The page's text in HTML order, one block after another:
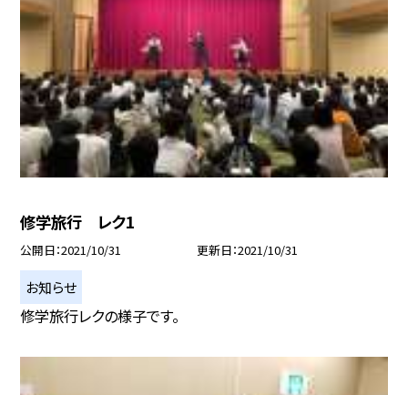
修学旅行 レク1
公開日 2021/10/31 更新日 2021/10/31
お知らせ
修学旅行レクの様子です。